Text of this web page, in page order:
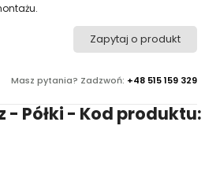
Masz pytania? Zadzwoń: +48 515 159 329
Zapytaj o produkt
- Półki - Kod produktu: